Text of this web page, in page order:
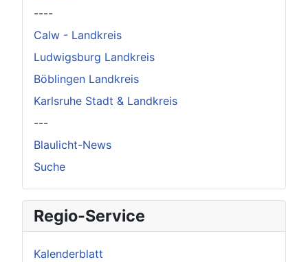
----
Calw - Landkreis
Ludwigsburg Landkreis
Böblingen Landkreis
Karlsruhe Stadt & Landkreis
---
Blaulicht-News
Suche
Regio-Service
Kalenderblatt